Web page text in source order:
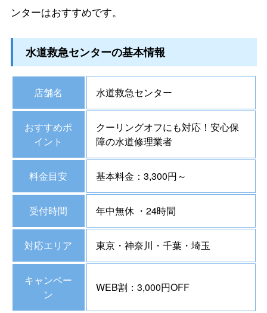
ンターはおすすめです。
水道救急センターの基本情報
店舗名 水道救急センター
おすすめポ
イント
クーリングオフにも対応！安心保
障の水道修理業者
料金目安 基本料金：3,300円～
受付時間 年中無休 ・24時間
対応エリア 東京・神奈川・千葉・埼玉
キャンペー
ン
WEB割：3,000円OFF